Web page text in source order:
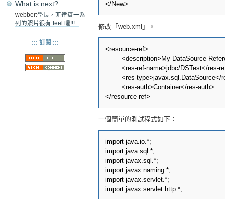
修改「web.xml」。
<resource-ref>
一個簡單的測試程式如下：
import java.io.*;
import java.sql.*;
import javax.sql.*;
import javax.naming.*;
import javax.servlet.*;
import javax.servlet.http.*;
What is next?
webber:學長，菲律賓一系
列的照片很有 feel 喔!!!...
::: 訂閱 :::